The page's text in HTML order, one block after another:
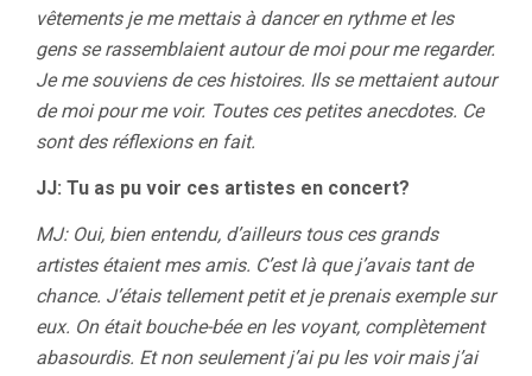
vêtements je me mettais à dancer en rythme et les
gens se rassemblaient autour de moi pour me regarder.
Je me souviens de ces histoires. Ils se mettaient autour
de moi pour me voir. Toutes ces petites anecdotes. Ce
sont des réflexions en fait.
JJ: Tu as pu voir ces artistes en concert?
MJ: Oui, bien entendu, d’ailleurs tous ces grands
artistes étaient mes amis. C’est là que j’avais tant de
chance. J’étais tellement petit et je prenais exemple sur
eux. On était bouche-bée en les voyant, complètement
abasourdis. Et non seulement j’ai pu les voir mais j’ai